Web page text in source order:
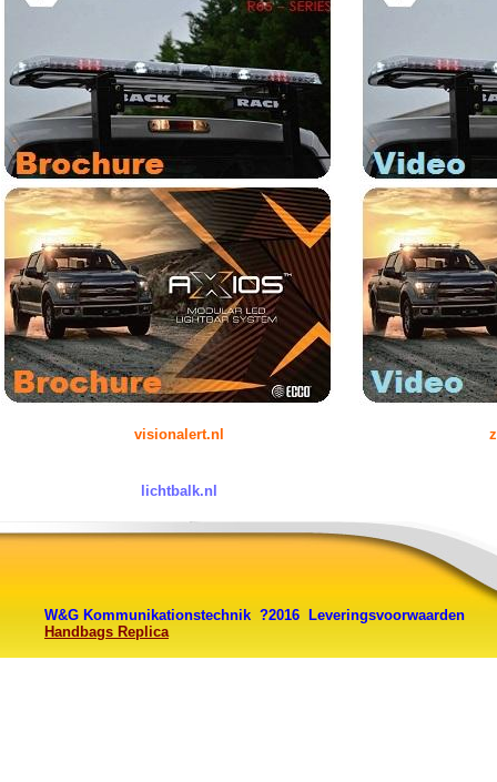
visionalert.nl
lichtbalk.nl
W&G Kommunikationstechnik ?2016
Leveringsvoorwaarden
Handbags Replica